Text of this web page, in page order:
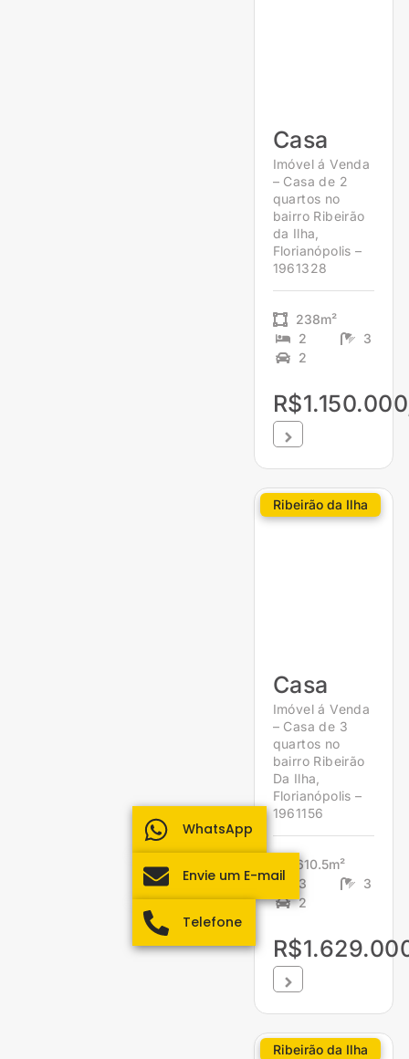
Casa
Imóvel á Venda
– Casa de 2
quartos no
bairro Ribeirão
da Ilha,
Florianópolis –
1961328
238m²
2
3
2
Ribeirão da Ilha
Casa
Imóvel á Venda
– Casa de 3
quartos no
bairro Ribeirão
Da Ilha,
Florianópolis –
1961156
610.5m²
3
3
2
Ribeirão da Ilha
WhatsApp
Envie um E-mail
Telefone